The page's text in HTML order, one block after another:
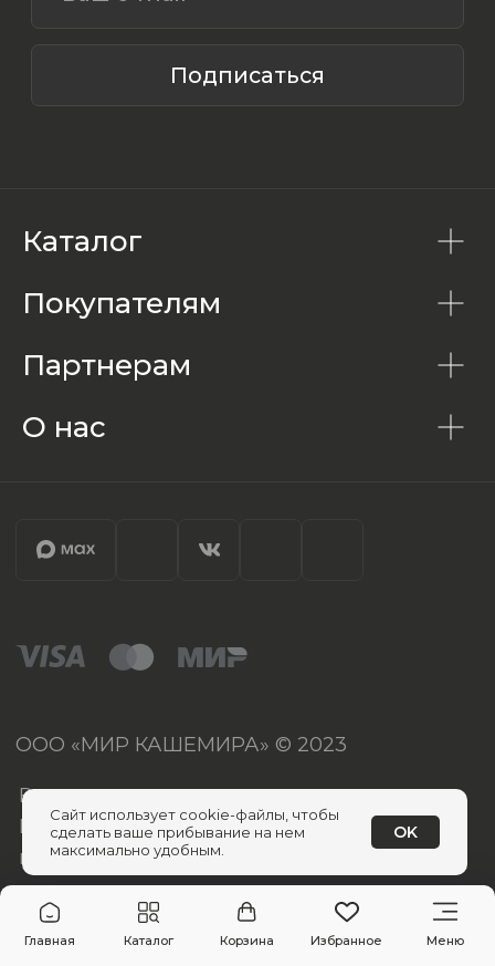
Каталог
Покупателям
Партнерам
О нас
Главная Каталог Корзина Избранное Меню
Сайт использует cookie-файлы, чтобы
сделать ваше прибывание на нем
максимально удобным.
OK